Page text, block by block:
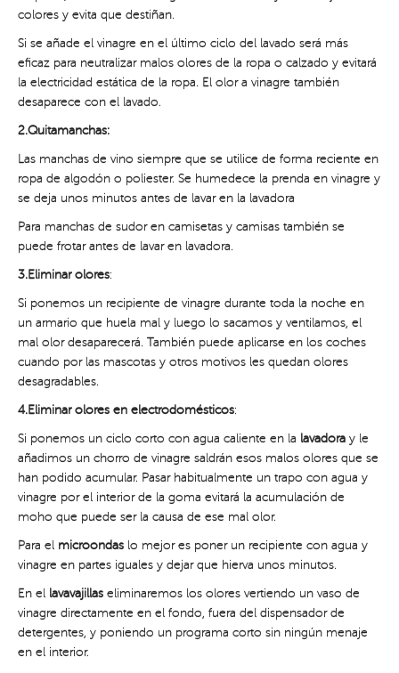
colores y evita que destiñan.
Si se añade el vinagre en el último ciclo del lavado será más
eficaz para neutralizar malos olores de la ropa o calzado y evitará
la electricidad estática de la ropa. El olor a vinagre también
desaparece con el lavado.
2.Quitamanchas:
Las manchas de vino siempre que se utilice de forma reciente en
ropa de algodón o poliester. Se humedece la prenda en vinagre y
se deja unos minutos antes de lavar en la lavadora
Para manchas de sudor en camisetas y camisas también se
puede frotar antes de lavar en lavadora.
3.Eliminar olores:
Si ponemos un recipiente de vinagre durante toda la noche en
un armario que huela mal y luego lo sacamos y ventilamos, el
mal olor desaparecerá. También puede aplicarse en los coches
cuando por las mascotas y otros motivos les quedan olores
desagradables.
4.Eliminar olores en electrodomésticos:
Si ponemos un ciclo corto con agua caliente en la lavadora y le
añadimos un chorro de vinagre saldrán esos malos olores que se
han podido acumular. Pasar habitualmente un trapo con agua y
vinagre por el interior de la goma evitará la acumulación de
moho que puede ser la causa de ese mal olor.
Para el microondas lo mejor es poner un recipiente con agua y
vinagre en partes iguales y dejar que hierva unos minutos.
En el lavavajillas eliminaremos los olores vertiendo un vaso de
vinagre directamente en el fondo, fuera del dispensador de
detergentes, y poniendo un programa corto sin ningún menaje
en el interior.